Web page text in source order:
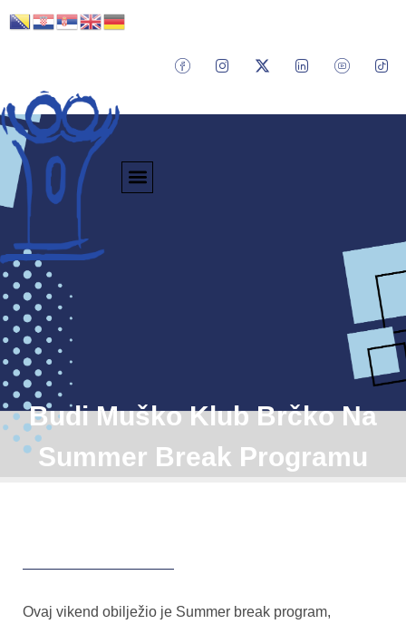
Budi Muško Klub Brčko Na
Summer Break Programu
Ovaj vikend obilježio je Summer break program,